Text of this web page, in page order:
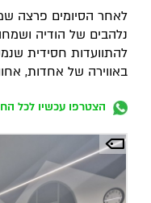
לאחר הסיומים פרצה
נלהבים של הודיה
להתוועדות חסידית
באווירה של אחדות,
הצטרפו עכשיו לכל